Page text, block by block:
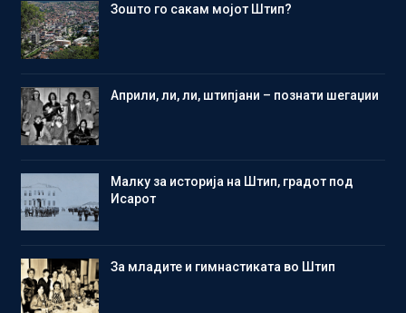
Зошто го сакам мојот Штип?
Aприли, ли, ли, штипјани – познати шегаџии
Малку за историја на Штип, градот под
Исарот
Зa младите и гимнастиката во Штип